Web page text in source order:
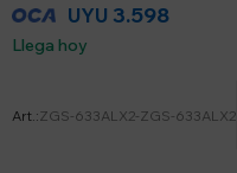
UYU 3.598
Llega hoy
ZGS-633ALX2-ZGS-633ALX2